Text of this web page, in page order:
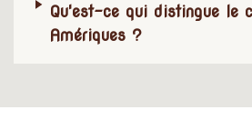
Qu'est-ce qui distingue le
Amériques ?